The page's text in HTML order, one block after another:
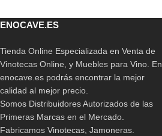
ENOCAVE.ES
Tienda Online Especializada en Venta de
Vinotecas Online, y Muebles para Vino. En
enocave.es podrás encontrar la mejor
calidad al mejor precio.
Somos Distribuidores Autorizados de las
Primeras Marcas en el Mercado.
Fabricamos Vinotecas, Jamoneras.